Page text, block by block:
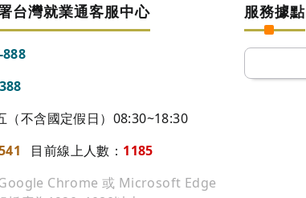
台灣就業通客服中心
（不含國定假日）08:30~18:30
目前線上人數： 1185
Chrome 或 Microsoft Edge
27
服務據點